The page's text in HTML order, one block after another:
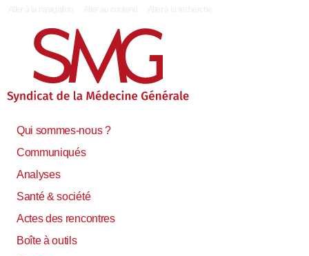
Qui sommes-nous ?
Communiqués
Analyses
Santé & société
Actes des rencontres
Boîte à outils